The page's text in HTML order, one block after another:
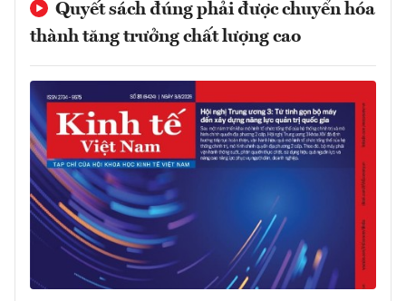
Quyết sách đúng phải được chuyển hóa
thành tăng trưởng chất lượng cao